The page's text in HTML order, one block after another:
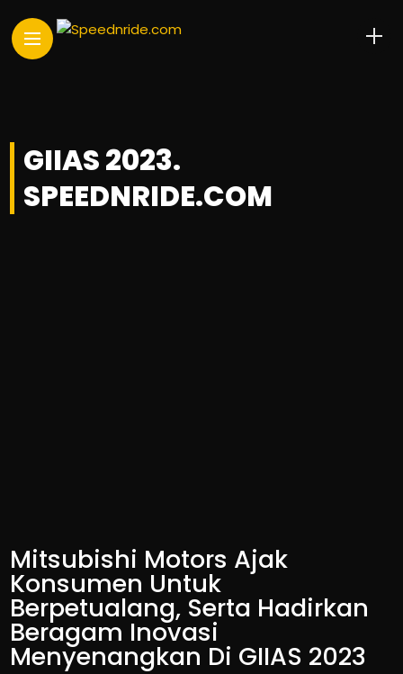
GIIAS 2023.
SPEEDNRIDE.COM
Mitsubishi Motors Ajak
Konsumen Untuk
Berpetualang, Serta Hadirkan
Beragam Inovasi
Menyenangkan Di GIIAS 2023